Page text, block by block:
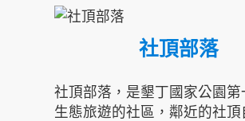
社頂部落
社頂部落，是墾丁國家公園第
生態旅遊的社區，鄰近的社頂